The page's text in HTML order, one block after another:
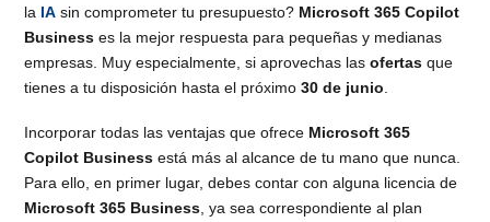
la IA sin comprometer tu presupuesto? Microsoft 365 Copilot
Business es la mejor respuesta para pequeñas y medianas
empresas. Muy especialmente, si aprovechas lasofertas que
tienes a tu disposición hasta el próximo30 de junio
Incorporar todas las ventajas que ofrece Microsoft 365
Copilot Business está más al alcance de tu mano que nunca.
Para ello, en primer lugar, debes contar con alguna licencia de
Microsoft 365 Business , ya sea correspondiente al plan